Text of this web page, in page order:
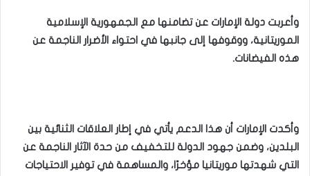
وأعربت دولة الإمارات عن تضامنها مع الجمهورية الإسلامية
الموريتانية، ووقوفها إلى جانبها في احتواء الأضرار الناجمة عن
هذه الفيضانات.
وأكدت الإمارات أن هذا الدعم يأتي في إطار العلاقات الثنائية بين
البلدين، وضمن جهود الدولة للتخفيف من حدة الآثار الناجمة عن
التي شهدتها موريتانيا مؤخرًا، والمساهمة في توفير الاحتياجات